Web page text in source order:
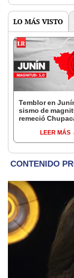
LO MÁS VISTO
Temblor en
sismo de
remeció
LEER MÁS